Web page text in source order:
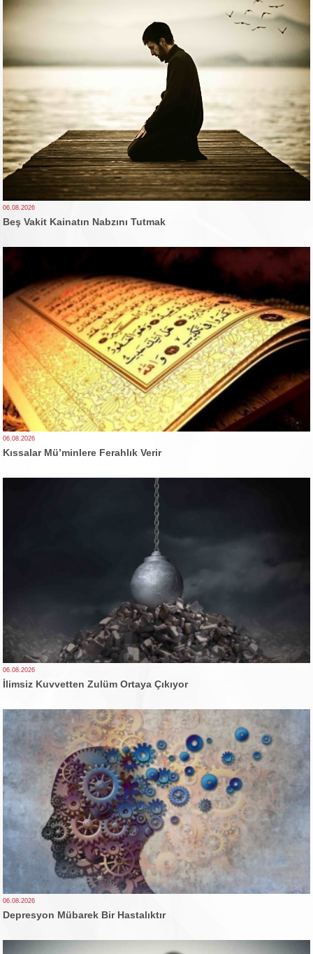
06.08.2026
Beş Vakit Kainatın Nabzını Tutmak
06.08.2026
Kıssalar Mü’minlere Ferahlık Verir
06.08.2026
İlimsiz Kuvvetten Zulüm Ortaya Çıkıyor
06.08.2026
Depresyon Mübarek Bir Hastalıktır